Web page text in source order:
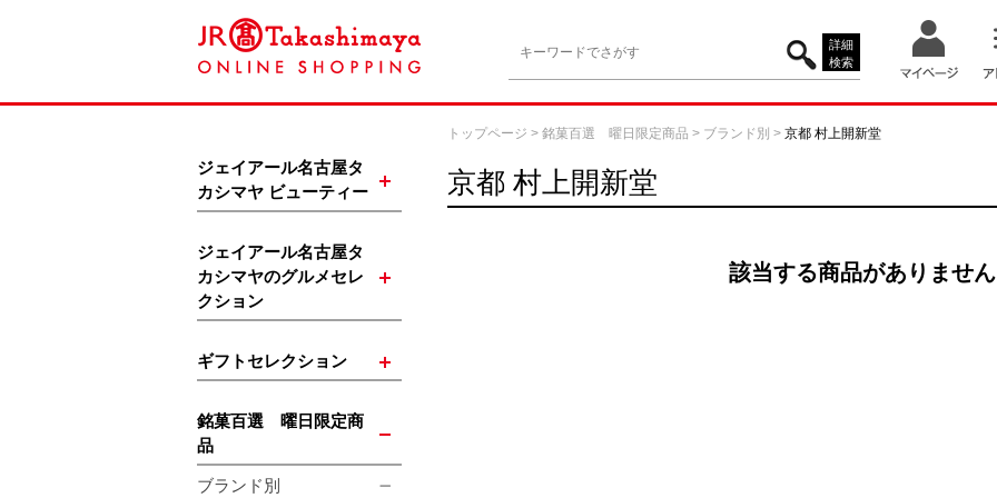
詳細
検索
ジェイアール名古屋タ
カシマヤ ビューティー
ジェイアール名古屋タ
カシマヤのグルメセレ
クション
ギフトセレクション
銘菓百選 曜日限定商
品
ブランド別
トップページ > 銘菓百選 曜日限定商品 > ブランド別 > 京都 村上開新堂
京都 村上開新堂
該当する商品がありませ